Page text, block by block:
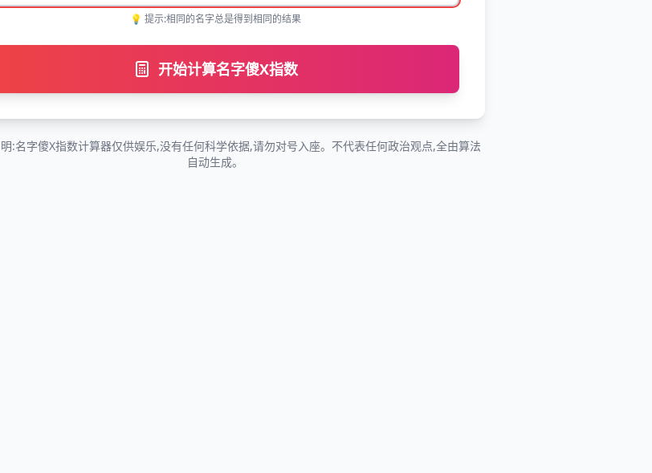
💡 提示:相同的名字总是得到相同的结果
开始计算名字傻X指数
:名字傻X指数计算器仅供娱乐,没有任何科学依据,请勿对号入座。不代表任何政治观点,全由算法
自动生成。